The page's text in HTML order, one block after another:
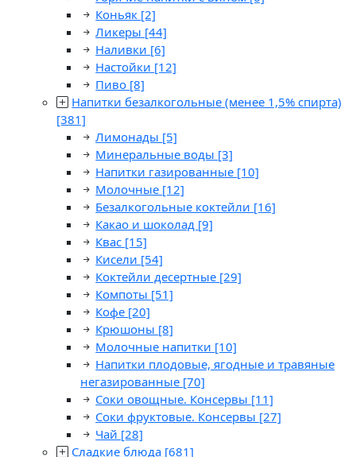
Коньяк [2]
Ликеры [44]
Наливки [6]
Настойки [12]
Пиво [8]
Напитки безалкогольные (менее 1,5% спирта)
[381]
Лимонады [5]
Минеральные воды [3]
Напитки газированные [10]
Молочные [12]
Безалкогольные коктейли [16]
Какао и шоколад [9]
Квас [15]
Кисели [54]
Коктейли десертные [29]
Компоты [51]
Кофе [20]
Крюшоны [8]
Молочные напитки [10]
Напитки плодовые, ягодные и травяные
негазированные [70]
Соки овощные. Консервы [11]
Соки фруктовые. Консервы [27]
Чай [28]
Сладкие блюда [681]